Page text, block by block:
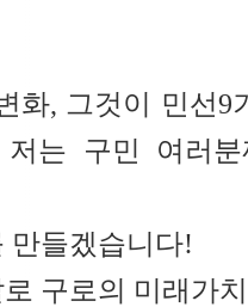
화, 그것이 민선
는 구민 여러분
만들겠습니다!
구로의 미래가